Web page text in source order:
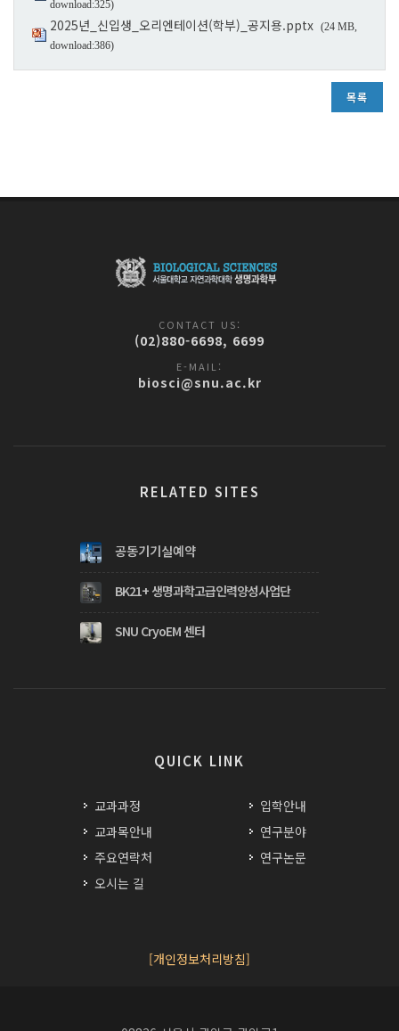
download:325)
2025년_신입생_오리엔테이션(학부)_공지용.pptx (24 MB,
download:386)
목록
CONTACT US:
(02)880-6698, 6699
E-MAIL:
biosci@snu.ac.kr
RELATED SITES
공동기기실예약
BK21+ 생명과학고급인력양성사업단
SNU CryoEM 센터
QUICK LINK
교과과정
교과목안내
주요연락처
오시는 길
입학안내
연구분야
연구논문
[개인정보처리방침]